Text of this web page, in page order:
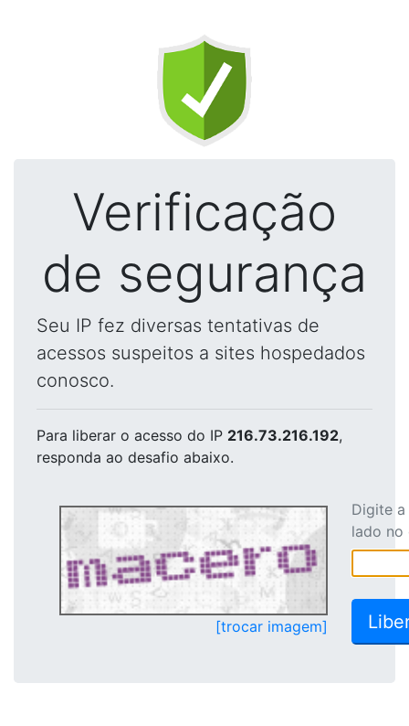
Verificação
de segurança
Seu IP fez diversas tentativas de
acessos suspeitos a sites hospedados
conosco.
Para liberar o acesso do IP 216.73.216.192,
responda ao desafio abaixo.
[trocar imagem]
Digite
lado no